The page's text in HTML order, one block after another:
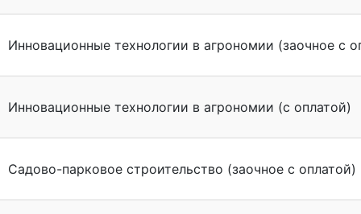
Инновационные технологии в агрономии (заочное с
Инновационные технологии в агрономии (с оплатой)
Садово-парковое строительство (заочное с оплатой)